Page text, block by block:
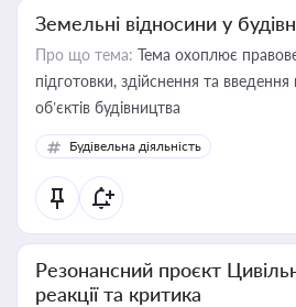
Земельні відносини у
Про що тема: Тема охоплює
підготовки, здійснення та введення
об’єктів будівництва
Будівельна діяльність
Резонансний проєкт
реакції та критика